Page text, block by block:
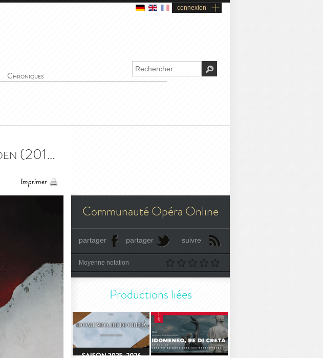
connexion
Chroniques
Idoménée - Royal Opera House Covent Garden (2014) - Idomeneo - Royal Opera House Covent Garden (2014)
Imprimer
Communauté Opéra Online
partager partager suivre
Moyenne notation
Productions liées